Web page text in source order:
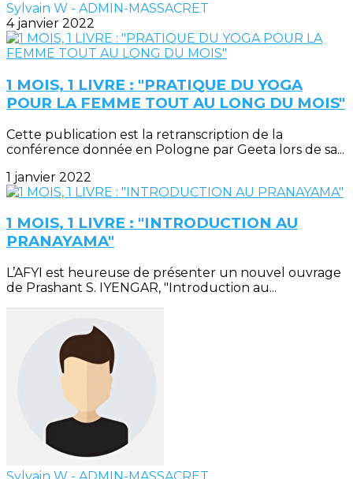
Sylvain W - ADMIN-MASSACRET
4 janvier 2022
1 MOIS, 1 LIVRE : "PRATIQUE DU YOGA
POUR LA FEMME TOUT AU LONG DU MOIS"
Cette publication est la retranscription de la
conférence donnée en Pologne par Geeta lors de sa...
1 janvier 2022
1 MOIS, 1 LIVRE : "INTRODUCTION AU
PRANAYAMA"
L’AFYI est heureuse de présenter un nouvel ouvrage
de Prashant S. IYENGAR, "Introduction au...